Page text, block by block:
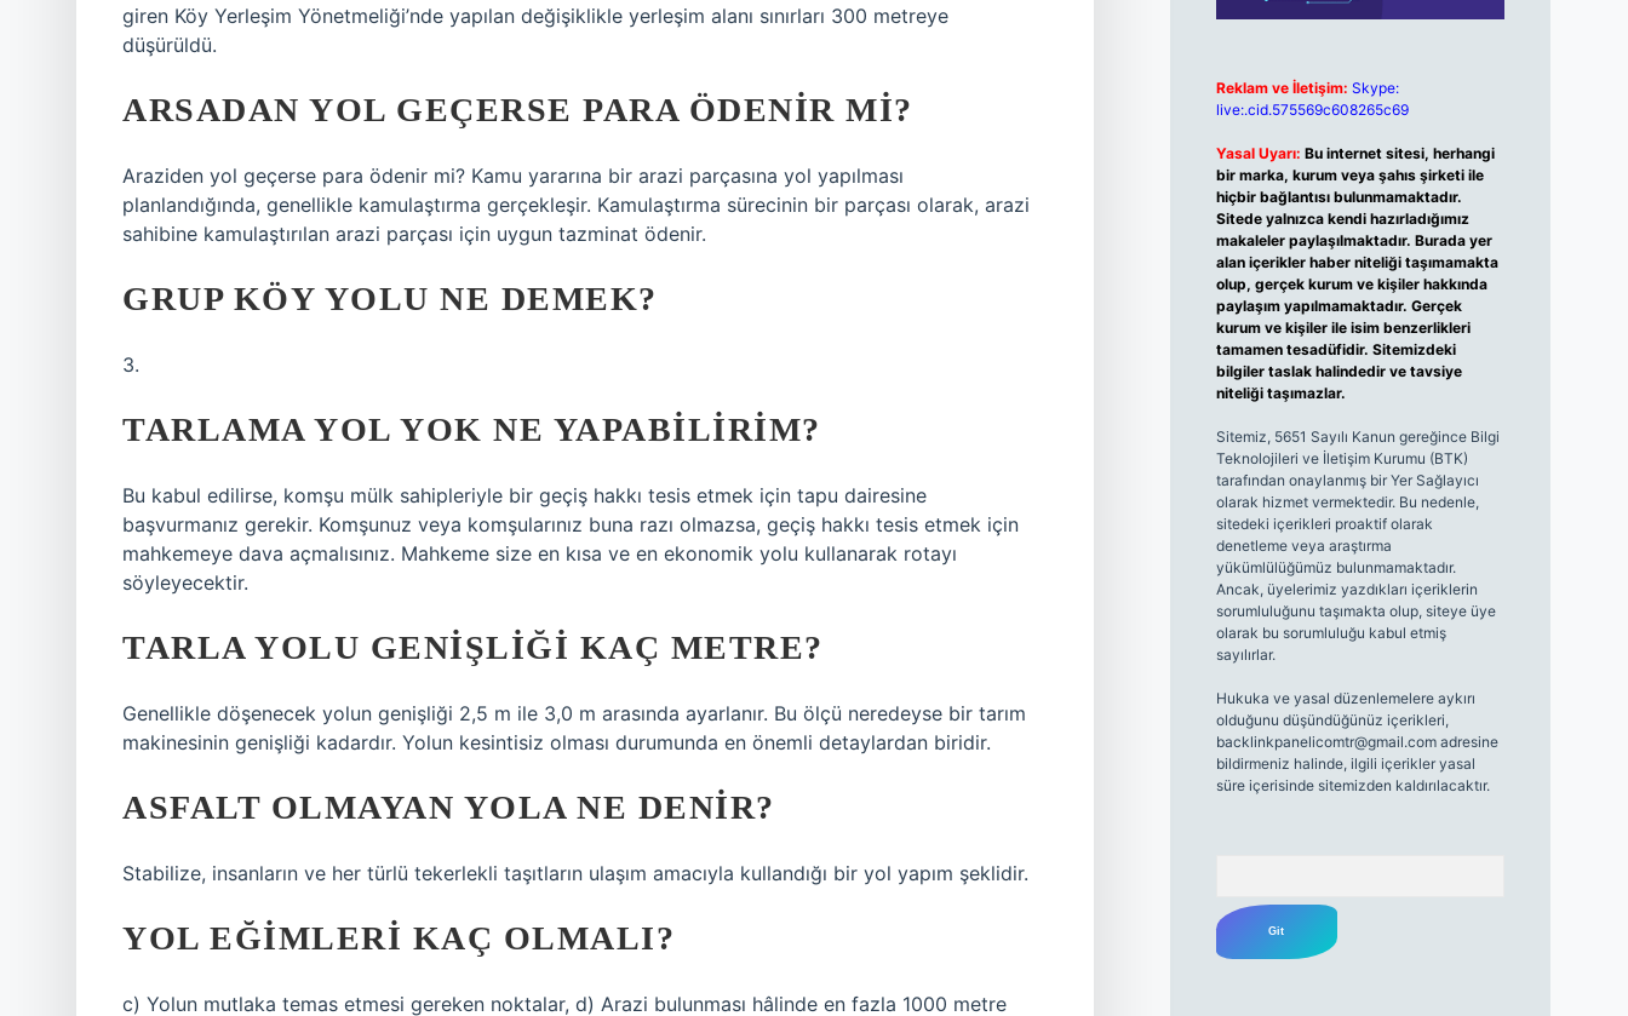
giren Köy Yerleşim Yönetmeliği’nde yapılan değişiklikle yerleşim alanı sınırları 300 metreye
düşürüldü.
ARSADAN YOL GEÇERSE PARA ÖDENIR MI?
Araziden yol geçerse para ödenir mi? Kamu yararına bir arazi parçasına yol yapılması
planlandığında, genellikle kamulaştırma gerçekleşir. Kamulaştırma sürecinin bir parçası olarak, arazi
sahibine kamulaştırılan arazi parçası için uygun tazminat ödenir.
GRUP KÖY YOLU NE DEMEK?
3.
TARLAMA YOL YOK NE YAPABILIRIM?
Bu kabul edilirse, komşu mülk sahipleriyle bir geçiş hakkı tesis etmek için tapu dairesine
başvurmanız gerekir. Komşunuz veya komşularınız buna razı olmazsa, geçiş hakkı tesis etmek için
mahkemeye dava açmalısınız. Mahkeme size en kısa ve en ekonomik yolu kullanarak rotayı
söyleyecektir.
TARLA YOLU GENIŞLIĞI KAÇ METRE?
Genellikle döşenecek yolun genişliği 2,5 m ile 3,0 m arasında ayarlanır. Bu ölçü neredeyse bir tarım
makinesinin genişliği kadardır. Yolun kesintisiz olması durumunda en önemli detaylardan biridir.
ASFALT OLMAYAN YOLA NE DENIR?
Stabilize, insanların ve her türlü tekerlekli taşıtların ulaşım amacıyla kullandığı bir yol yapım şeklidir.
YOL EĞIMLERI KAÇ OLMALI?
c) Yolun mutlaka temas etmesi gereken noktalar, d) Arazi bulunması hâlinde en fazla 1000 metre
Reklam ve İletişim: Skype:
live:.cid.575569c608265c69
Yasal Uyarı: Bu internet sitesi, herhangi
bir marka, kurum veya şahıs şirketi ile
hiçbir bağlantısı bulunmamaktadır.
Sitede yalnızca kendi hazırladığımız
makaleler paylaşılmaktadır. Burada yer
alan içerikler haber niteliği taşımamakta
olup, gerçek kurum ve kişiler hakkında
paylaşım yapılmamaktadır. Gerçek
kurum ve kişiler ile isim benzerlikleri
tamamen tesadüfidir. Sitemizdeki
bilgiler taslak halindedir ve tavsiye
niteliği taşımazlar.
Sitemiz, 5651 Sayılı Kanun gereğince Bilgi
Teknolojileri ve İletişim Kurumu (BTK)
tarafından onaylanmış bir Yer Sağlayıcı
olarak hizmet vermektedir. Bu nedenle,
sitedeki içerikleri proaktif olarak
denetleme veya araştırma
yükümlülüğümüz bulunmamaktadır.
Ancak, üyelerimiz yazdıkları içeriklerin
sorumluluğunu taşımakta olup, siteye üye
olarak bu sorumluluğu kabul etmiş
sayılırlar.
Hukuka ve yasal düzenlemelere aykırı
olduğunu düşündüğünüz içerikleri,
backlinkpanelicomtr@gmail.comadresine
bildirmeniz halinde, ilgili içerikler yasal
süre içerisinde sitemizden kaldırılacaktır.